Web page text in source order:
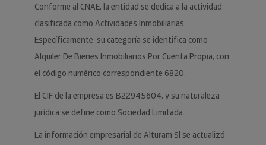
Conforme al CNAE, la entidad se dedica a la actividad
clasificada como Actividades Inmobiliarias.
Específicamente, su categoría se identifica como
Alquiler De Bienes Inmobiliarios Por Cuenta Propia, con
el código numérico correspondiente 6820.
El CIF de la empresa es B22945604, y su naturaleza
jurídica se define como Sociedad Limitada.
La información empresarial de Alturam Sl se actualizó